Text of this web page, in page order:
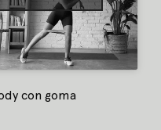
con goma